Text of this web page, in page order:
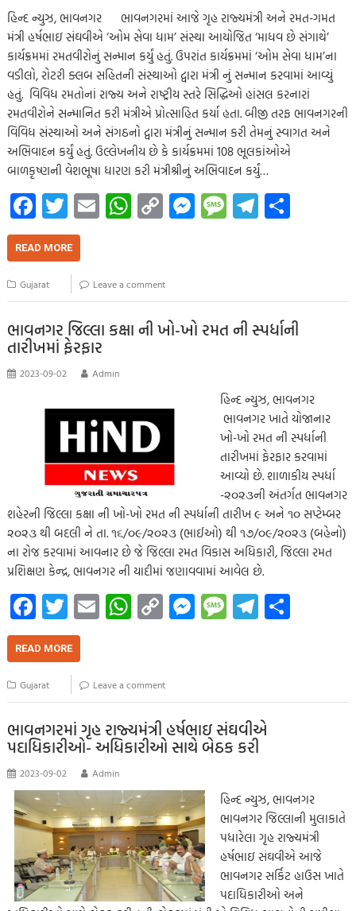
હિન્દ ન્યુઝ, ભાવનગર ભાવનગરમાં આજે ગૃહ રાજ્યમંત્રી અને રમત-ગમત
મંત્રી હર્ષભાઇ સંઘવીએ ‘ઓમ સેવા ધામ’ સંસ્થા આયોજિત ‘માધવ છે સંગાથે’
કાર્યક્રમમાં રમતવીરોનું સન્માન કર્યું હતું. ઉપરાંત કાર્યક્રમમાં ‘ઓમ સેવા ધામ’ના
વડીલો, રોટરી ક્લબ સહિતની સંસ્થાઓ દ્વારા મંત્રી નું સન્માન કરવામાં આવ્યું
હતું. વિવિધ રમતોનાં રાજ્ય અને રાષ્ટ્રીય સ્તરે સિદ્ધિઓ હાંસલ કરનારાં
રમતવીરોને સન્માનિત કરી મંત્રીએ પ્રોત્સાહિત કર્યા હતા. બીજી તરફ ભાવનગરની
વિવિધ સંસ્થાઓ અને સંગઠનો દ્વારા મંત્રીનું સન્માન કરી તેમનું સ્વાગત અને
અભિવાદન કર્યું હતું. ઉલ્લેખનીય છે કે કાર્યક્રમમાં 108 ભૂલકાંઓએ
બાળકૃષ્ણની વેશભૂષા ધારણ કરી મંત્રીશ્રીનું અભિવાદન કર્યું…
Fa
ce
b
o
o
k
T
wi
tt
er
E
m
W
h
s
A
p
C
o
y
Li
nk
M
es
g
er
M
es
e
Te
le
m
READ MORE
Gujarat Leave a comment
ભાવનગર જિલ્લા કક્ષા ની ખો-ખો રમત ની સ્પર્ધાની
તારીખમાં ફેરફાર
2023-09-02 Admin
હિન્દ ન્યુઝ, ભાવનગર
ભાવનગર ખાતે યોજાનાર
ખો-ખો રમત ની સ્પર્ધાની
તારીખમાં ફેરફાર કરવામાં
આવ્યો છે. શાળાકીય સ્પર્ધા
-૨૦૨૩ની અંતર્ગત ભાવનગર
શહેરની જિલ્લા કક્ષા ની ખો-ખો રમત ની સ્પર્ધાની તારીખ ૯ અને ૧૦ સપ્ટેમ્બર
૨૦૨૩ થી બદલી ને તા. ૧૬/૦૯/૨૦૨૩ (ભાઈઓ) થી ૧૭/૦૯/૨૦૨૩ (બહેનો)
ના રોજ કરવામાં આવનાર છે જે જિલ્લા રમત વિકાસ અધિકારી, જિલ્લા રમત
પ્રશિક્ષણ કેન્દ્ર, ભાવનગર ની યાદીમાં જણાવવામાં આવેલ છે.
Fa
ce
b
o
o
k
T
wi
tt
er
E
m
W
h
s
A
p
p
C
o
y
Li
nk
M
es
g
er
M
es
e
Te
le
m
READ MORE
Gujarat Leave a comment
ભાવનગરમાં ગૃહ રાજ્યમંત્રી હર્ષભાઇ સંઘવીએ
પદાધિકારીઓ- અધિકારીઓ સાથે બેઠક કરી
2023-09-02 Admin
હિન્દ ન્યુઝ, ભાવનગર
ભાવનગર જિલ્લાની મુલાકાતે
પધારેલા ગૃહ રાજ્યમંત્રી
હર્ષભાઇ સંઘવીએ આજે
ભાવનગર સર્કિટ હાઉસ ખાતે
પદાધિકારીઓ અને